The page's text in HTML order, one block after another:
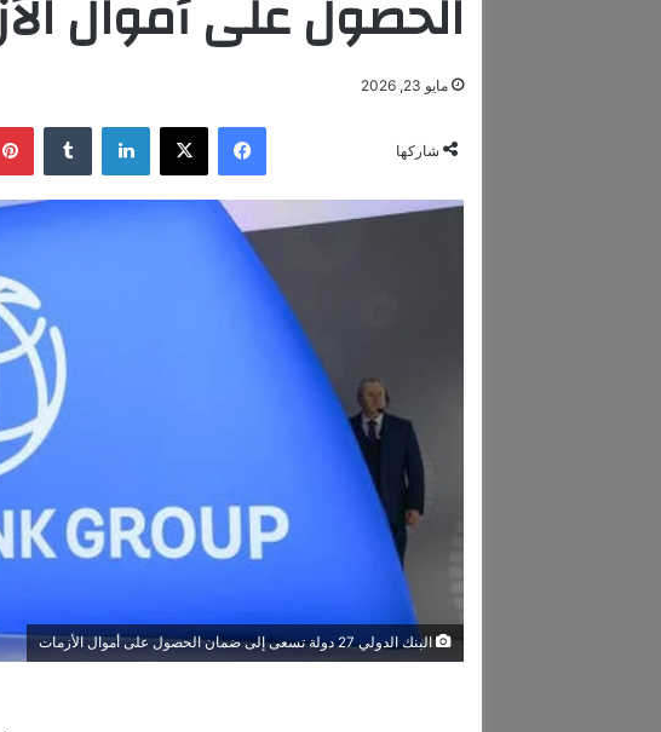
الحصول على أموال
مايو 23, 2026
شاركها
فيسبوك ‫X لينكدإن ‏Tumblr
البنك الدولي 27 دولة تسعى إلى ضمان الحصول على أموال الأزمات